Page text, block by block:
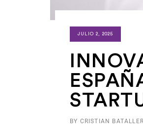
JULIO 2, 2025
BY CRISTIAN BATALLER